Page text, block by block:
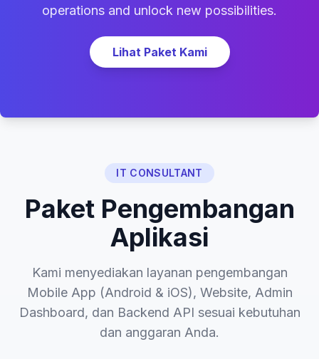
operations and unlock new possibilities.
Lihat Paket Kami
IT CONSULTANT
Paket Pengembangan
Aplikasi
Kami menyediakan layanan pengembangan
Mobile App (Android & iOS), Website, Admin
Dashboard, dan Backend API sesuai kebutuhan
dan anggaran Anda.